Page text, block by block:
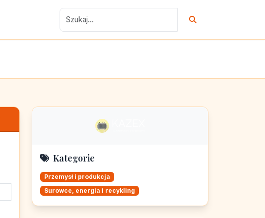
Kategorie
Przemysł i produkcja
Surowce, energia i recykling